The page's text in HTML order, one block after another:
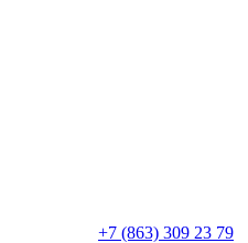
+7 (863) 309 23 79